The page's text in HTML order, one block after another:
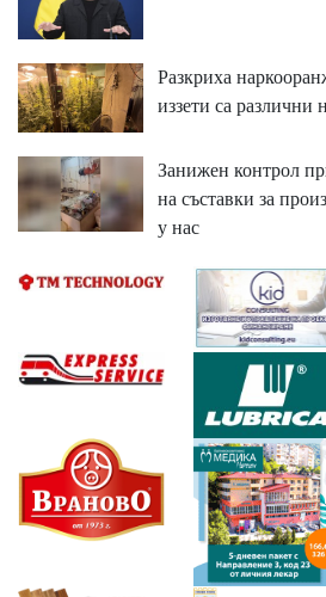
Разкриха
иззети са различни
Занижен контрол
на съставки за
у нас